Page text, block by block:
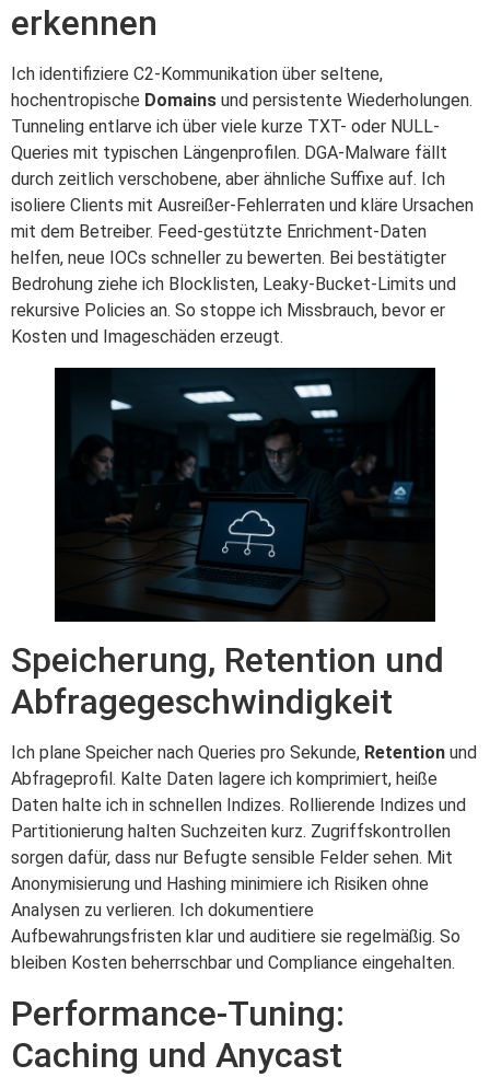
erkennen
Ich identifiziere C2-Kommunikation über seltene,
hochentropische Domains und persistente Wiederholungen.
Tunneling entlarve ich über viele kurze TXT- oder NULL-
Queries mit typischen Längenprofilen. DGA-Malware fällt
durch zeitlich verschobene, aber ähnliche Suffixe auf. Ich
isoliere Clients mit Ausreißer-Fehlerraten und kläre Ursachen
mit dem Betreiber. Feed-gestützte Enrichment-Daten
helfen, neue IOCs schneller zu bewerten. Bei bestätigter
Bedrohung ziehe ich Blocklisten, Leaky-Bucket-Limits und
rekursive Policies an. So stoppe ich Missbrauch, bevor er
Kosten und Imageschäden erzeugt.
Speicherung, Retention und
Abfragegeschwindigkeit
Ich plane Speicher nach Queries pro Sekunde, Retention und
Abfrageprofil. Kalte Daten lagere ich komprimiert, heiße
Daten halte ich in schnellen Indizes. Rollierende Indizes und
Partitionierung halten Suchzeiten kurz. Zugriffskontrollen
sorgen dafür, dass nur Befugte sensible Felder sehen. Mit
Anonymisierung und Hashing minimiere ich Risiken ohne
Analysen zu verlieren. Ich dokumentiere
Aufbewahrungsfristen klar und auditiere sie regelmäßig. So
bleiben Kosten beherrschbar und Compliance eingehalten.
Performance-Tuning:
Caching und Anycast